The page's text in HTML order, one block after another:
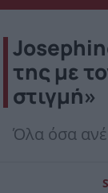
της με
στιγμή»
Όλα όσα